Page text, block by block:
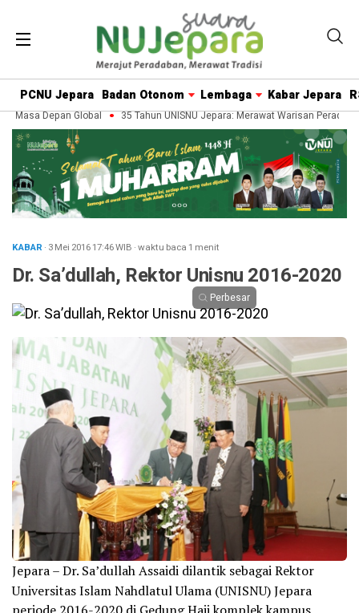
PCNU Jepara Badan Otonom Lembaga Kabar Jepara
Depan Global 35 Tahun UNISNU Jepara: Merawat Warisan
KABAR · 3 Mei 201617:46WIB ·waktu baca 1 menit
Dr. Sa’dullah, Rektor Unisnu 2016-2020
Perbesar
Jepara – Dr. Sa’dullah Assaidi dilantik sebagai Rektor
Universitas Islam Nahdlatul Ulama (UNISNU) Jepara